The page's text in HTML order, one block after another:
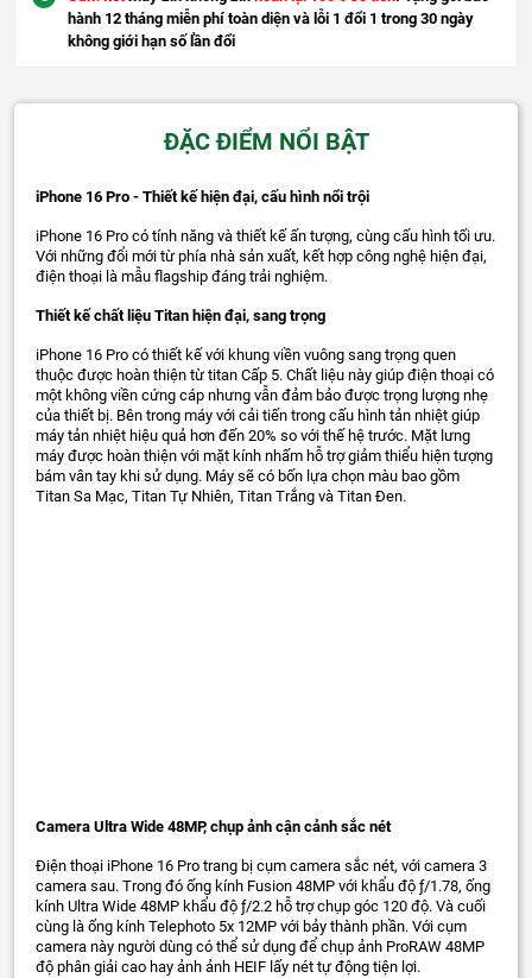
hành 12 tháng miễn phí toàn diện và lỗi 1 đổi 1 trong 30 ngày
không giới hạn số lần đổi
ĐẶC ĐIỂM NỔI BẬT
iPhone 16 Pro - Thiết kế hiện đại, cấu hình nổi trội
iPhone 16 Pro có tính năng và thiết kế ấn tượng, cùng cấu hình tối ưu.
Với những đổi mới từ phía nhà sản xuất, kết hợp công nghệ hiện đại,
điện thoại là mẫu flagship đáng trải nghiệm.
Thiết kế chất liệu Titan hiện đại, sang trọng
iPhone 16 Pro có thiết kế với khung viền vuông sang trọng quen
thuộc được hoàn thiện từ titan Cấp 5. Chất liệu này giúp điện thoại có
một không viền cứng cáp nhưng vẫn đảm bảo được trọng lượng nhẹ
của thiết bị. Bên trong máy với cải tiến trong cấu hình tản nhiệt giúp
máy tản nhiệt hiệu quả hơn đến 20% so với thế hệ trước. Mặt lưng
máy được hoàn thiện với mặt kính nhấm hỗ trợ giảm thiểu hiện tượng
bám vân tay khi sử dụng. Máy sẽ có bốn lựa chọn màu bao gồm
Titan Sa Mạc, Titan Tự Nhiên, Titan Trắng và Titan Đen.
Camera Ultra Wide 48MP, chụp ảnh cận cảnh sắc nét
Điện thoại iPhone 16 Pro trang bị cụm camera sắc nét, với camera 3
camera sau. Trong đó ống kính Fusion 48MP với khẩu độ ƒ/1.78, ống
kính Ultra Wide 48MP khẩu độ ƒ/2.2 hỗ trợ chụp góc 120 độ. Và cuối
cùng là ống kính Telephoto 5x 12MP với bảy thành phần. Với cụm
camera này người dùng có thể sử dụng để chụp ảnh ProRAW 48MP
độ phân giải cao hay ảnh ảnh HEIF lấy nét tự động tiện lợi.